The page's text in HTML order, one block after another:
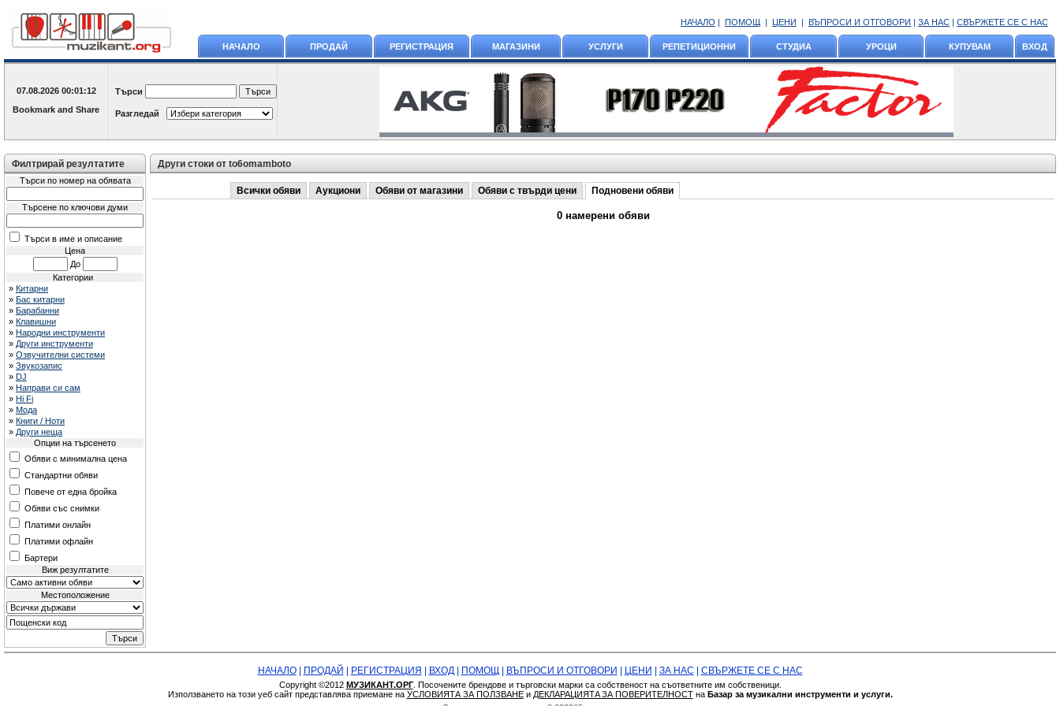
НАЧАЛО | ПОМОЩ | ЦЕНИ | ВЪПРОСИ И ОТГОВОРИ | ЗА НАС | СВЪРЖЕТЕ СЕ С НАС
НАЧАЛО ПРОДАЙ РЕГИСТРАЦИЯ МАГАЗИНИ УСЛУГИ РЕПЕТИЦИОННИ СТУДИА УРОЦИ КУПУВАМ ВХОД
07.08.2026 00:01:12 Търси
Разгледай
Филтрирай резултатите
Търси по номер на обявата
Търсене по ключови думи
Търси в име и описание
Цена
До
Категории
» Китарни
» Бас китарни
» Барабанни
» Клавишни
» Народни инструменти
» Други инструменти
» Озвучителни системи
» Звукозапис
» DJ
» Направи си сам
» Hi Fi
» Мода
» Книги / Ноти
» Други неща
Опции на търсенето
Обяви с минимална цена
Стандартни обяви
Повече от една бройка
Обяви със снимки
Платими онлайн
Платими офлайн
Бартери
Виж резултатите
Местоположение
Други стоки от to6omamboto
Всички обяви Аукциони Обяви от магазини Обяви с твърди цени Подновени обяви
0 намерени обяви
НАЧАЛО| ПРОДАЙ РЕГИСТРАЦИЯ ВХОД| ПОМОЩ| ВЪПРОСИ И ОТГОВОРИ ЦЕНИ ЗА НАС СВЪРЖЕТЕ СЕ С НАС
Copyright ©2012 МУЗИКАНТ.ОРГ. Посочените брендове и търговски марки са собственост на съответните им собственици.
Използването на този уеб сайт представлява приемане на УСЛОВИЯТА ЗА ПОЛЗВАНЕи ДЕКЛАРАЦИЯТA ЗА ПОВЕРИТЕЛНОСТна Базар за музикални инструменти и услуги.